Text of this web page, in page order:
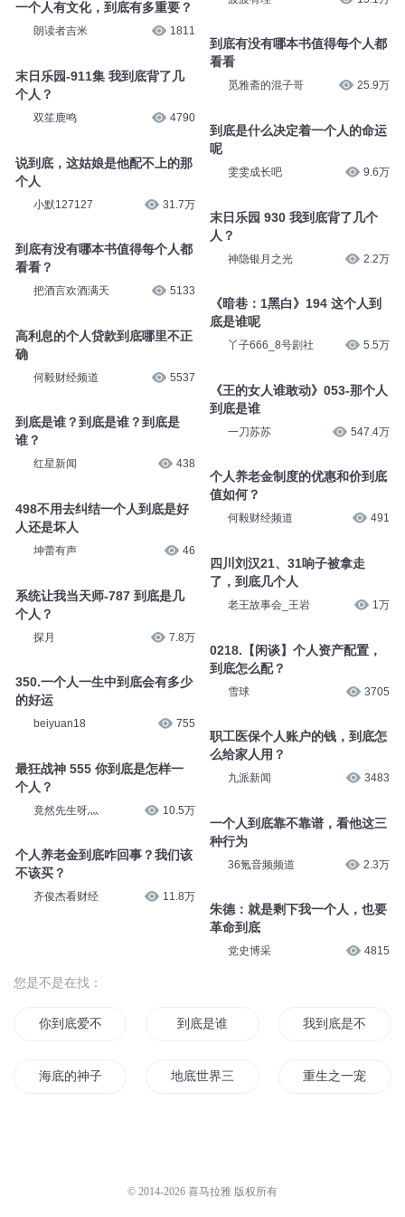
一个人有文化，到底有多重要？
朗读者吉米 1811
末日乐园-911集 我到底背了几
个人？
双笙鹿鸣 4790
说到底，这姑娘是他配不上的那
个人
小默127127 31.7万
到底有没有哪本书值得每个人都
看看？
把酒言欢酒满天 5133
高利息的个人贷款到底哪里不正
确
何毅财经频道 5537
到底是谁？到底是谁？到底是
谁？
红星新闻 438
498不用去纠结一个人到底是好
人还是坏人
坤蕾有声 46
系统让我当天师-787 到底是几
个人？
探月 7.8万
350.一个人一生中到底会有多少
的好运
beiyuan18 755
最狂战神 555 你到底是怎样一
个人？
竟然先生呀灬 10.5万
个人养老金到底咋回事？我们该
不该买？
齐俊杰看财经 11.8万
到底有没有哪本书值得每个人都
看看
觅雅斋的混子哥 25.9万
到底是什么决定着一个人的命运
呢
雯雯成长吧 9.6万
末日乐园 930 我到底背了几个
人？
神隐银月之光 2.2万
《暗巷：1黑白》194 这个人到
底是谁呢
丫子666_8号剧社 5.5万
《王的女人谁敢动》053-那个人
到底是谁
一刀苏苏 547.4万
个人养老金制度的优惠和价到底
值如何？
何毅财经频道 491
四川刘汉21、31响子被拿走
了，到底几个人
老王故事会_王岩 1万
0218.【闲谈】个人资产配置，
到底怎么配？
雪球 3705
职工医保个人账户的钱，到底怎
么给家人用？
九派新闻 3483
一个人到底靠不靠谱，看他这三
种行为
36氪音频频道 2.3万
朱德：就是剩下我一个人，也要
革命到底
党史博采 4815
您是不是在找：
你到底爱不爱她 到底是谁 我到底是不是穿
海底的神子 地底世界三千年 重生之一宠到底
© 2014-2026 喜马拉雅 版权所有